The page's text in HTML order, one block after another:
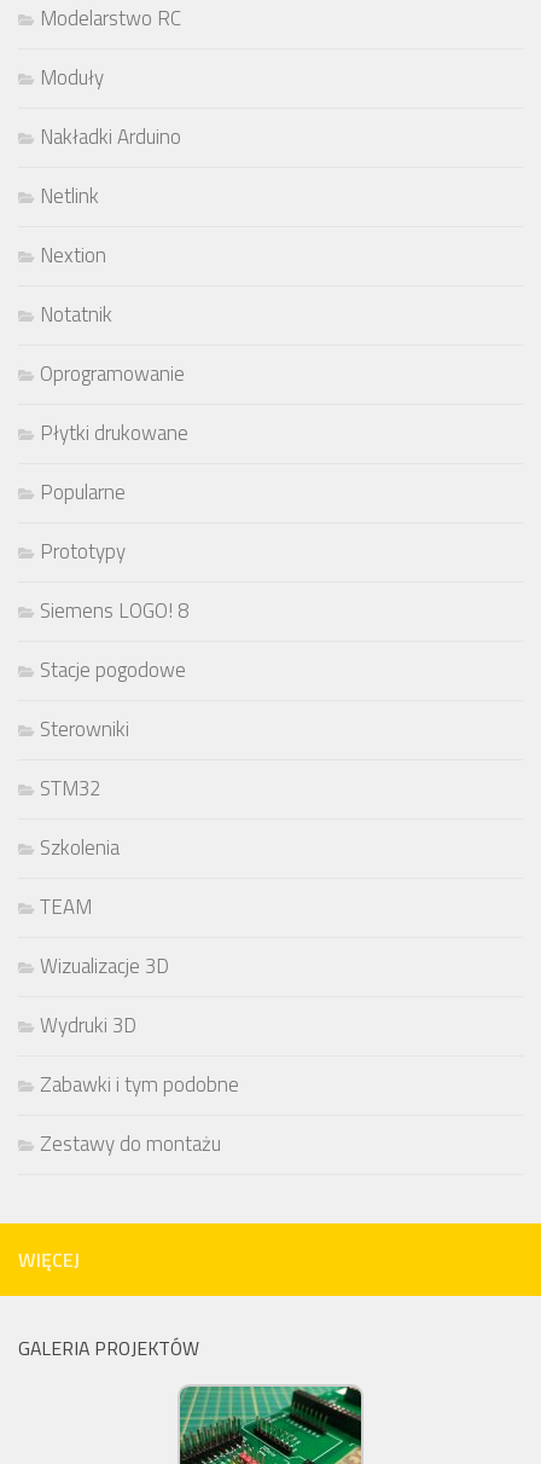
Modelarstwo RC
Moduły
Nakładki Arduino
Netlink
Nextion
Notatnik
Oprogramowanie
Płytki drukowane
Popularne
Prototypy
Siemens LOGO! 8
Stacje pogodowe
Sterowniki
STM32
Szkolenia
TEAM
Wizualizacje 3D
Wydruki 3D
Zabawki i tym podobne
Zestawy do montażu
WIĘCEJ
GALERIA PROJEKTÓW